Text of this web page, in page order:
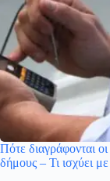
Πότε διαγράφονται
δήμους – Τι ισχύει